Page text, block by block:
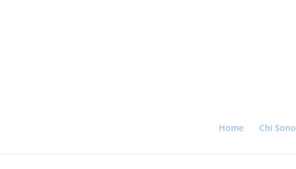
Home Chi Sono